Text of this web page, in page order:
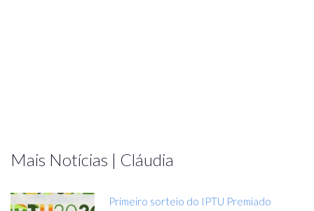
Mais Notícias | Cláudia
Primeiro sorteio do IPTU Premiado